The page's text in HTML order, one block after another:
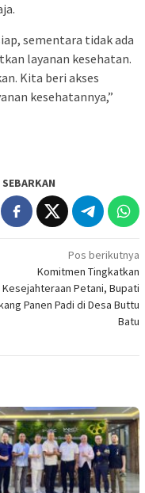
sementara tidak ada
layanan kesehatan.
Kita beri akses
kesehatannya,”
SEBARKAN
Pos berikutnya
Komitmen Tingkatkan
Kesejahteraan Petani, Bupati
Panen Padi di Desa Buttu
Batu